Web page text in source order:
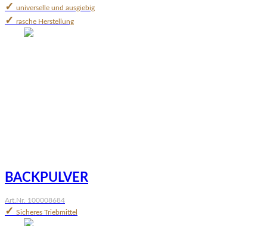
✓ universelle und ausgiebig
✓ rasche Herstellung
BACKPULVER
Art.Nr. 100008684
✓ Sicheres Triebmittel